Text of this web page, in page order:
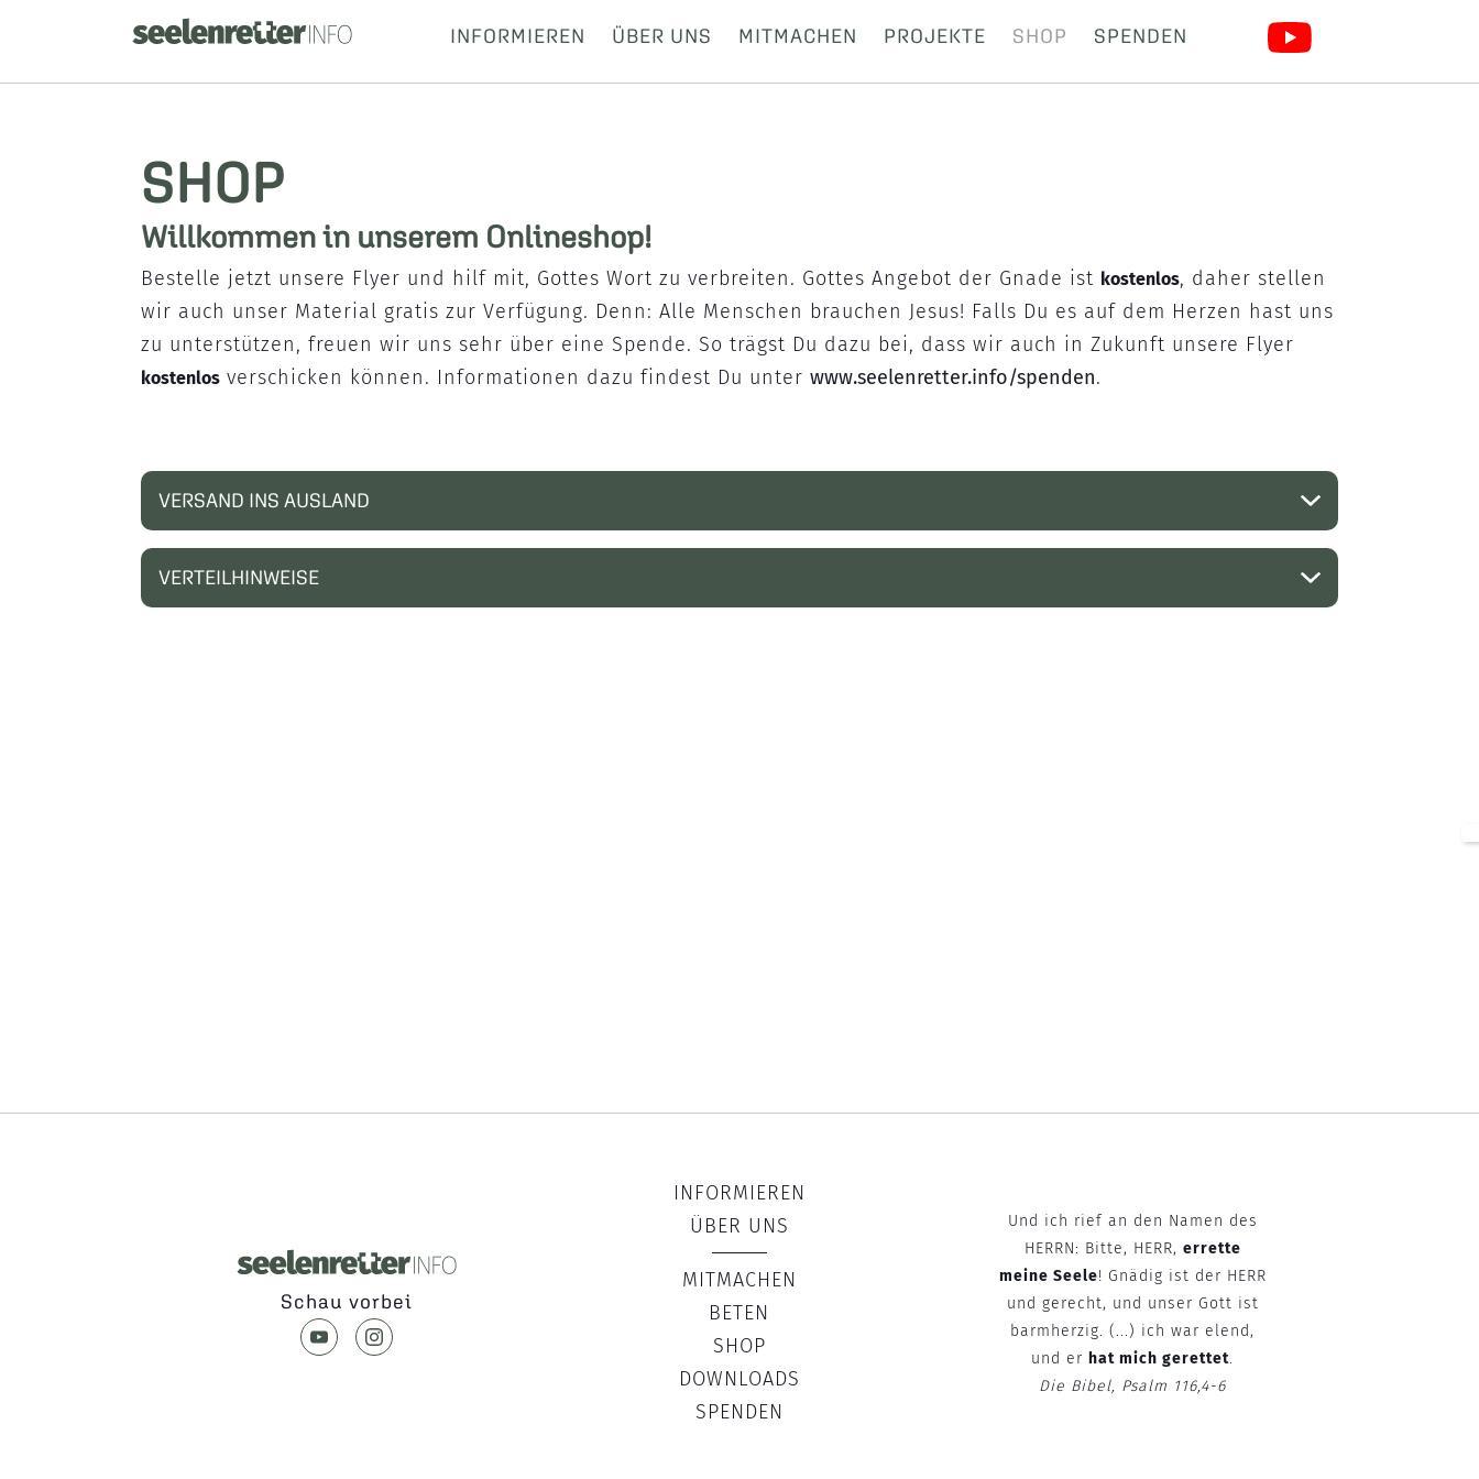
INFORMIEREN ÜBER UNS MITMACHEN PROJEKTE SHOP SPENDEN
SHOP
Willkommen in unserem Onlineshop!
Bestelle jetzt unsere Flyer und hilf mit, Gottes Wort zu verbreiten. Gottes Angebot der Gnade ist kostenlos, daher stellen
wir auch unser Material gratis zur Verfügung. Denn: Alle Menschen brauchen Jesus! Falls Du es auf dem Herzen hast uns
zu unterstützen, freuen wir uns sehr über eine Spende. So trägst Du dazu bei, dass wir auch in Zukunft unsere Flyer
kostenlos verschicken können. Informationen dazu findest Du unter www.seelenretter.info/spenden.
VERSAND INS AUSLAND
VERTEILHINWEISE
Schau vorbei
INFORMIEREN
ÜBER UNS
MITMACHEN
BETEN
SHOP
DOWNLOADS
SPENDEN
Und ich rief an den Namen des
HERRN: Bitte, HERR, errette
meine Seele! Gnädig ist der HERR
und gerecht, und unser Gott ist
barmherzig. (...) ich war elend,
und er hat mich gerettet.
Die Bibel, Psalm 116,4-6